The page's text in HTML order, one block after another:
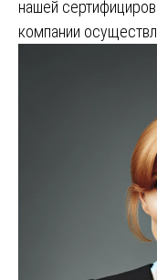
нашей
компании